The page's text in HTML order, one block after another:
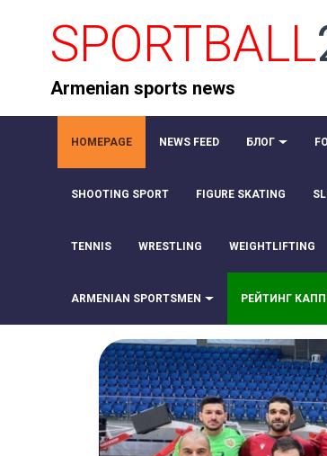
SPORTBALL
Armenian sports news
HOMEPAGE NEWS FEED БЛОГ
SHOOTING SPORT FIGURE SKATING
TENNIS WRESTLING WEIGHTLIFTING
ARMENIAN SPORTSMEN РЕЙТИНГ